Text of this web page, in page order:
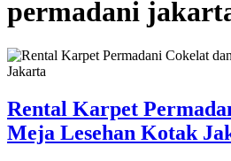
permadani
Rental Karpet
Meja Lesehan Kotak